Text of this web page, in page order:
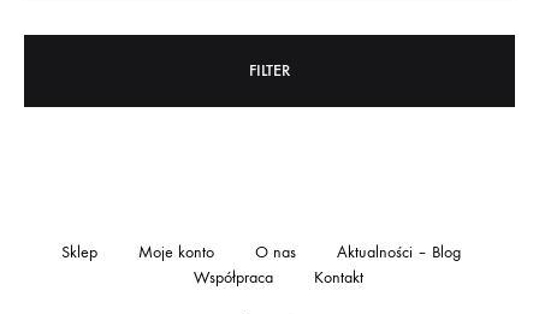
FILTER
Sklep Moje konto O nas
Aktualności – Blog
Współpraca
Kontakt